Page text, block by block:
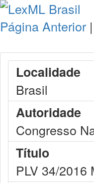
Página Anterior |
Localidade
Brasil
Autoridade
Congresso
Título
PLV 34/2016